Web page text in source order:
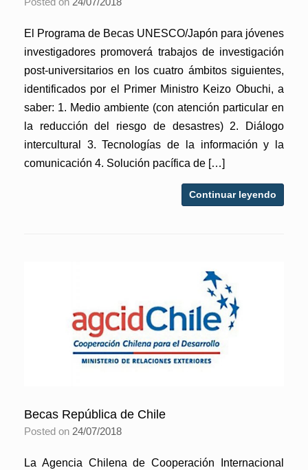
El Programa de Becas UNESCO/Japón para jóvenes
investigadores promoverá trabajos de investigación
post-universitarios en los cuatro ámbitos siguientes,
identificados por el Primer Ministro Keizo Obuchi, a
saber: 1. Medio ambiente (con atención particular en
la reducción del riesgo de desastres) 2. Diálogo
intercultural 3. Tecnologías de la información y la
comunicación 4. Solución pacífica de […]
Continuar leyendo
Becas República de Chile
Posted on 24/07/2018
La Agencia Chilena de Cooperación Internacional